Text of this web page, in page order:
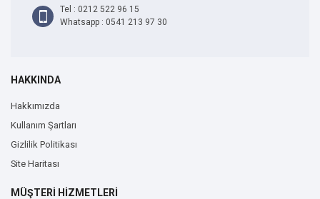
Tel : 0212 522 96 15
Whatsapp : 0541 213 97 30
HAKKINDA
Hakkımızda
Kullanım Şartları
Gizlilik Politikası
Site Haritası
MÜŞTERİ HİZMETLERİ